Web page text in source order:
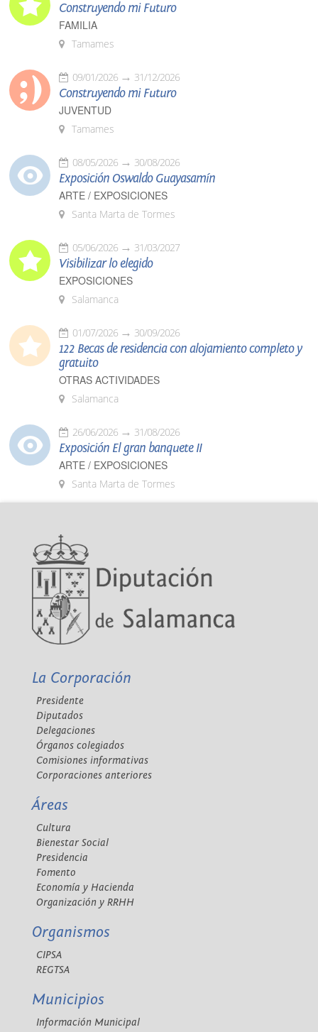
Construyendo mi Futuro
FAMILIA
Tamames
09/01/2026 31/12/2026
Construyendo mi Futuro
JUVENTUD
Tamames
08/05/2026 30/08/2026
Exposición Oswaldo Guayasamín
ARTE / EXPOSICIONES
Santa Marta de Tormes
05/06/2026 31/03/2027
Visibilizar lo elegido
EXPOSICIONES
Salamanca
01/07/2026 30/09/2026
122 Becas de residencia con alojamiento completo y
gratuito
OTRAS ACTIVIDADES
Salamanca
26/06/2026 31/08/2026
Exposición El gran banquete II
ARTE / EXPOSICIONES
Santa Marta de Tormes
La Corporación
Presidente
Diputados
Delegaciones
Órganos colegiados
Comisiones informativas
Corporaciones anteriores
Áreas
Cultura
Bienestar Social
Presidencia
Fomento
Economía y Hacienda
Organización y RRHH
Organismos
CIPSA
REGTSA
Municipios
Información Municipal